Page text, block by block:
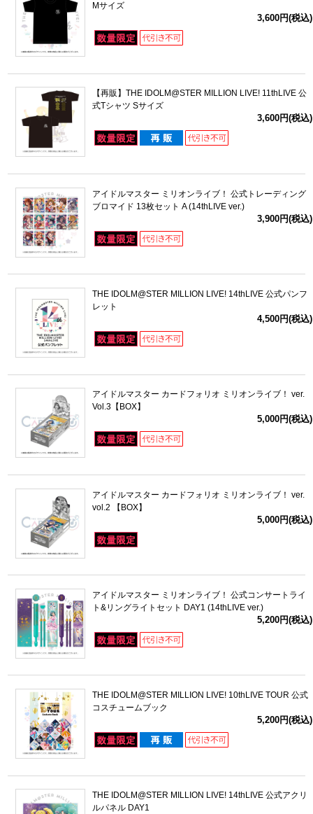
Mサイズ
3,600円(税込)
【再販】THE IDOLM@STER MILLION LIVE! 11thLIVE 公
式Tシャツ Sサイズ
3,600円(税込)
アイドルマスター ミリオンライブ！ 公式トレーディング
ブロマイド 13枚セット A (14thLIVE ver.)
3,900円(税込)
THE IDOLM@STER MILLION LIVE! 14thLIVE 公式パンフ
レット
4,500円(税込)
アイドルマスター カードフォリオ ミリオンライブ！ ver.
Vol.3【BOX】
5,000円(税込)
アイドルマスター カードフォリオ ミリオンライブ！ ver.
vol.2 【BOX】
5,000円(税込)
アイドルマスター ミリオンライブ！ 公式コンサートライ
ト&リングライトセット DAY1 (14thLIVE ver.)
5,200円(税込)
THE IDOLM@STER MILLION LIVE! 10thLIVE TOUR 公式
コスチュームブック
5,200円(税込)
THE IDOLM@STER MILLION LIVE! 14thLIVE 公式アクリ
ルパネル DAY1